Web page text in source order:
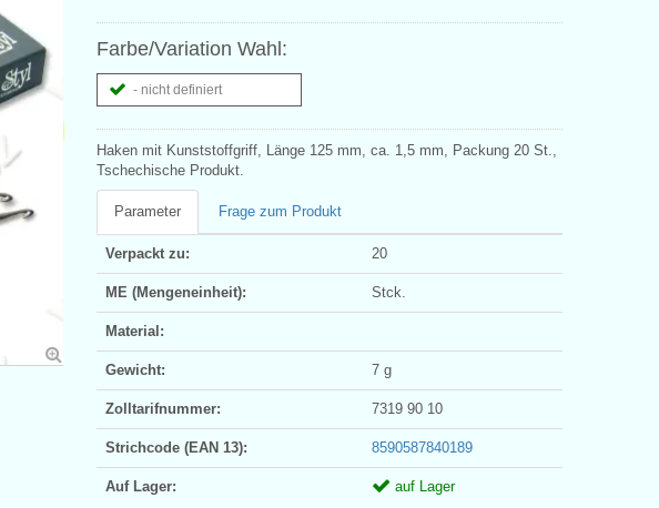
Farbe/Variation Wahl:
- nicht definiert
Haken mit Kunststoffgriff, Länge 125 mm, ca. 1,5 mm, Packung 20 St.,
Tschechische Produkt.
Parameter Frage zum Produkt
Verpackt zu: 20
ME (Mengeneinheit): Stck.
Material:
Gewicht: 7 g
Zolltarifnummer: 7319 90 10
Strichcode (EAN 13): 8590587840189
Auf Lager: auf Lager